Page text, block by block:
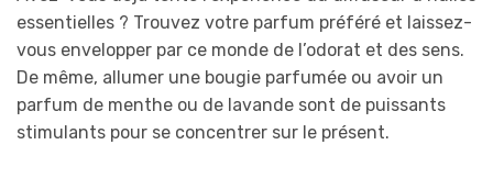
essentielles ? Trouvez votre parfum préféré et laissez-
vous envelopper par ce monde de l’odorat et des sens.
De même, allumer une bougie parfumée ou avoir un
parfum de menthe ou de lavande sont de puissants
stimulants pour se concentrer sur le présent.